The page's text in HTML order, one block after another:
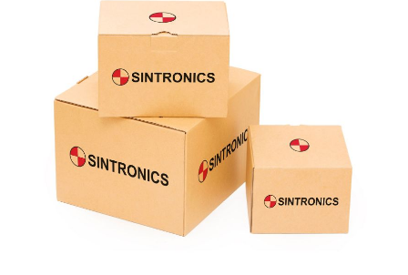
módulos antiguos a un alto nivel técnico o sustitución
de módulos descontinuados por módulos del propio